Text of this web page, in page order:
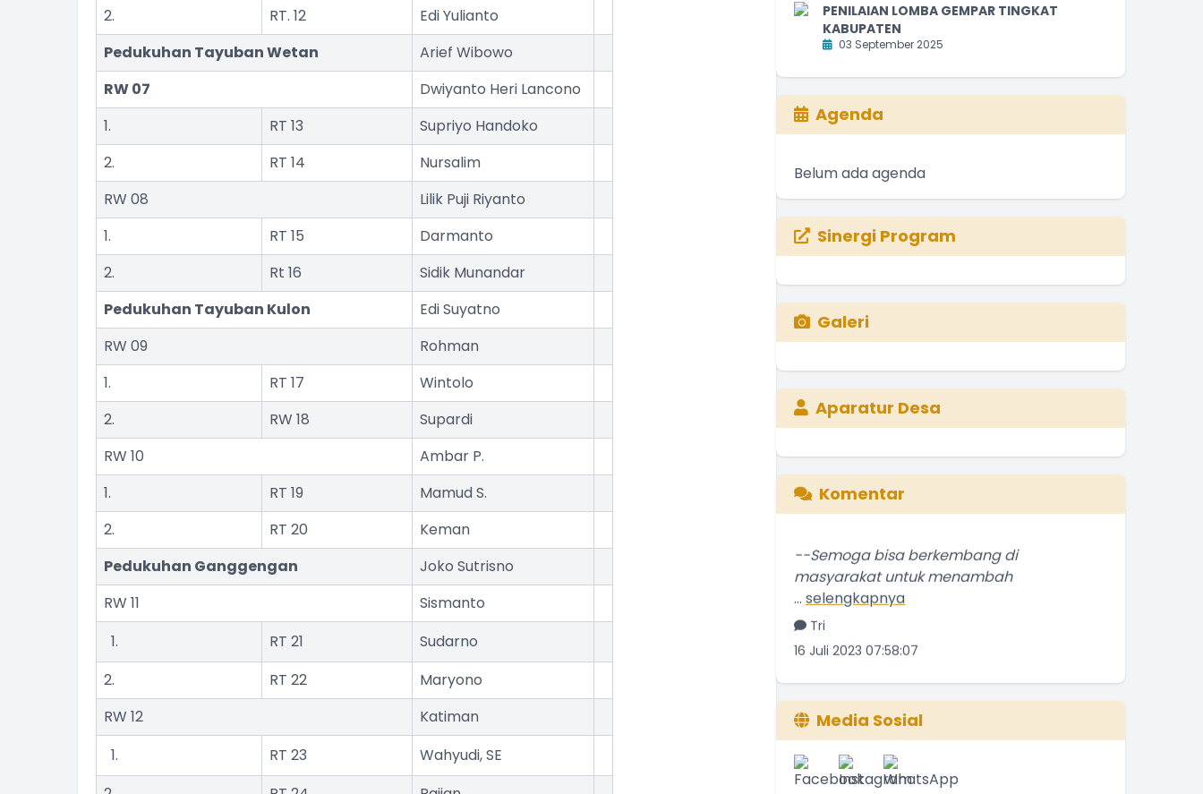
2.
RT. 12
Edi Yulianto
Pedukuhan Tayuban Wetan
Arief Wibowo
RW 07
Dwiyanto Heri Lancono
1.
RT 13
Supriyo Handoko
2.
RT 14
Nursalim
RW 08
Lilik Puji Riyanto
1.
RT 15
Darmanto
2.
Rt 16
Sidik Munandar
Pedukuhan Tayuban Kulon
Edi Suyatno
RW 09
Rohman
1.
RT 17
Wintolo
2.
RW 18
Supardi
RW 10
Ambar P.
1.
RT 19
Mamud S.
2.
RT 20
Keman
Pedukuhan Ganggengan
Joko Sutrisno
RW 11
Sismanto
RT 21
Sudarno
2.
RT 22
Maryono
RW 12
Katiman
RT 23
Wahyudi, SE
PENILAIAN LOMBA GEMPAR TINGKAT
KABUPATEN
03 September 2025
Agenda
Belum ada agenda
Sinergi Program
Galeri
Aparatur Desa
Komentar
masyarakat untuk menambah
...selengkapnya
Tri
16 Juli 2023 07:58:07
Bagus
...selengkapnya
Etti Sunar
Bagus
Media Sosial